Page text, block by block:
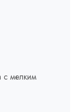
с мелким